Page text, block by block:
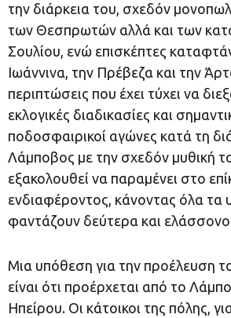
την διάρκεια του, σχεδόν
των Θεσπρωτών αλλά και των
Σουλίου, ενώ επισκέπτες
Ιωάννινα, την Πρέβεζα και την
περιπτώσεις που έχει τύχει να
εκλογικές διαδικασίες και
ποδοσφαιρικοί αγώνες κατά τη
Λάμποβος με την σχεδόν μυθική
εξακολουθεί να παραμένει στο
ενδιαφέροντος, κάνοντας όλα τα
φαντάζουν δεύτερα και
Μια υπόθεση για την προέλευση
είναι ότι προέρχεται από το
Ηπείρου. Οι κάτοικοι της πόλης,